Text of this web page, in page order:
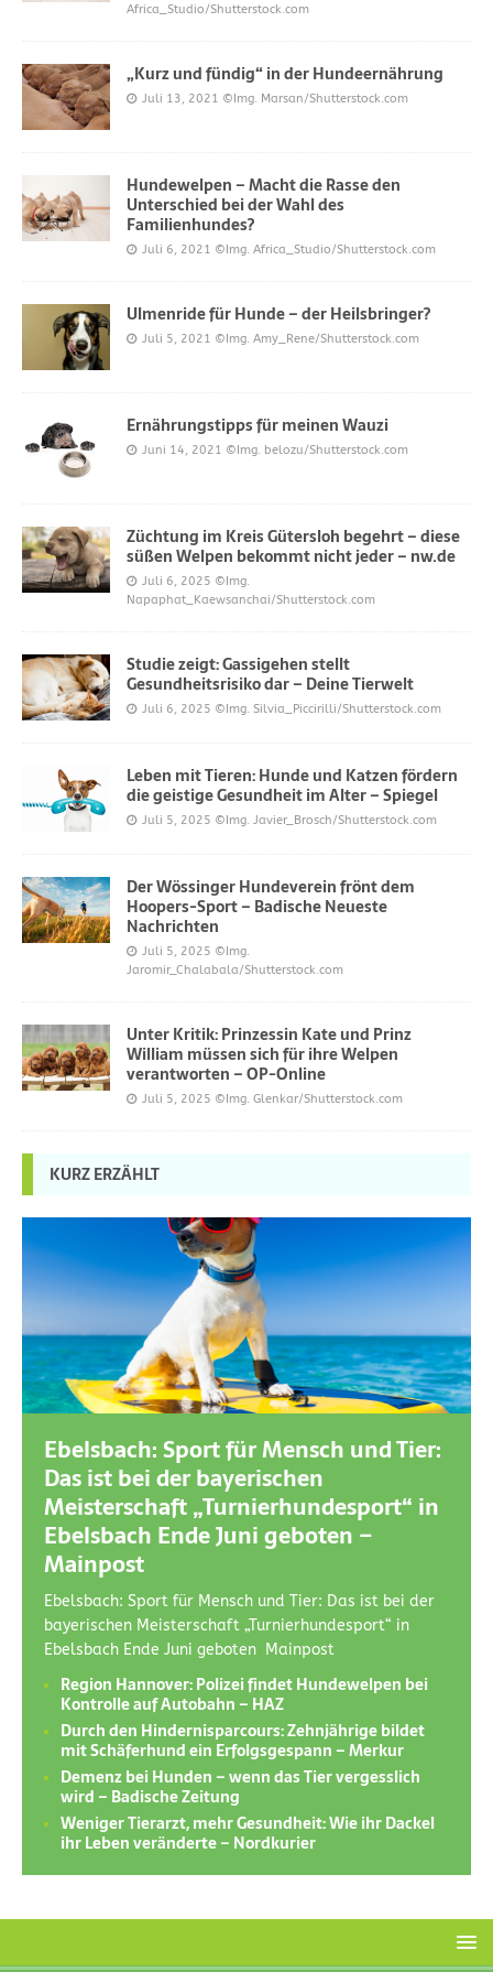
Africa_Studio/Shutterstock.com
„Kurz und fündig“ in der Hundeernährung
Juli 13, 2021 ©Img. Marsan/Shutterstock.com
Hundewelpen – Macht die Rasse den
Unterschied bei der Wahl des
Familienhundes?
Juli 6, 2021 ©Img. Africa_Studio/Shutterstock.com
Ulmenride für Hunde – der Heilsbringer?
Juli 5, 2021 ©Img. Amy_Rene/Shutterstock.com
Ernährungstipps für meinen Wauzi
Juni 14, 2021 ©Img. belozu/Shutterstock.com
Züchtung im Kreis Gütersloh begehrt – diese
süßen Welpen bekommt nicht jeder – nw.de
Juli 6, 2025 ©Img.
Napaphat_Kaewsanchai/Shutterstock.com
Studie zeigt: Gassigehen stellt
Gesundheitsrisiko dar – Deine Tierwelt
Juli 6, 2025 ©Img. Silvia_Piccirilli/Shutterstock.com
Leben mit Tieren: Hunde und Katzen fördern
die geistige Gesundheit im Alter – Spiegel
Juli 5, 2025 ©Img. Javier_Brosch/Shutterstock.com
Der Wössinger Hundeverein frönt dem
Hoopers-Sport – Badische Neueste
Nachrichten
Juli 5, 2025 ©Img.
Jaromir_Chalabala/Shutterstock.com
Unter Kritik: Prinzessin Kate und Prinz
William müssen sich für ihre Welpen
verantworten – OP-Online
Juli 5, 2025 ©Img. Glenkar/Shutterstock.com
KURZ ERZÄHLT
Ebelsbach: Sport für Mensch und Tier:
Das ist bei der bayerischen
Meisterschaft „Turnierhundesport“ in
Ebelsbach Ende Juni geboten –
Mainpost
Ebelsbach: Sport für Mensch und Tier: Das ist bei der
bayerischen Meisterschaft „Turnierhundesport“ in
Ebelsbach Ende Juni geboten Mainpost
Region Hannover: Polizei findet Hundewelpen bei
Kontrolle auf Autobahn – HAZ
Durch den Hindernisparcours: Zehnjährige bildet
mit Schäferhund ein Erfolgsgespann – Merkur
Demenz bei Hunden – wenn das Tier vergesslich
wird – Badische Zeitung
Weniger Tierarzt, mehr Gesundheit: Wie ihr Dackel
ihr Leben veränderte – Nordkurier